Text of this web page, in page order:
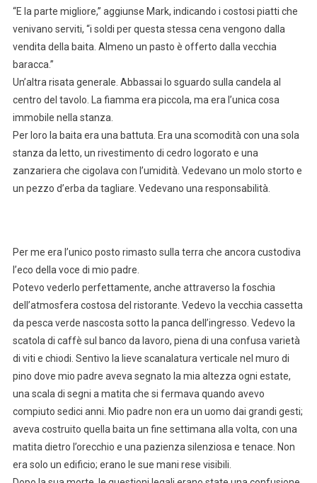
“E la parte migliore,” aggiunse Mark, indicando i costosi piatti che
venivano serviti, “i soldi per questa stessa cena vengono dalla
vendita della baita. Almeno un pasto è offerto dalla vecchia
baracca.”
Un’altra risata generale. Abbassai lo sguardo sulla candela al
centro del tavolo. La fiamma era piccola, ma era l’unica cosa
immobile nella stanza.
Per loro la baita era una battuta. Era una scomodità con una sola
stanza da letto, un rivestimento di cedro logorato e una
zanzariera che cigolava con l’umidità. Vedevano un molo storto e
un pezzo d’erba da tagliare. Vedevano una responsabilità.
Per me era l’unico posto rimasto sulla terra che ancora custodiva
l’eco della voce di mio padre.
Potevo vederlo perfettamente, anche attraverso la foschia
dell’atmosfera costosa del ristorante. Vedevo la vecchia cassetta
da pesca verde nascosta sotto la panca dell’ingresso. Vedevo la
scatola di caffè sul banco da lavoro, piena di una confusa varietà
di viti e chiodi. Sentivo la lieve scanalatura verticale nel muro di
pino dove mio padre aveva segnato la mia altezza ogni estate,
una scala di segni a matita che si fermava quando avevo
compiuto sedici anni. Mio padre non era un uomo dai grandi gesti;
aveva costruito quella baita un fine settimana alla volta, con una
matita dietro l’orecchio e una pazienza silenziosa e tenace. Non
era solo un edificio; erano le sue mani rese visibili.